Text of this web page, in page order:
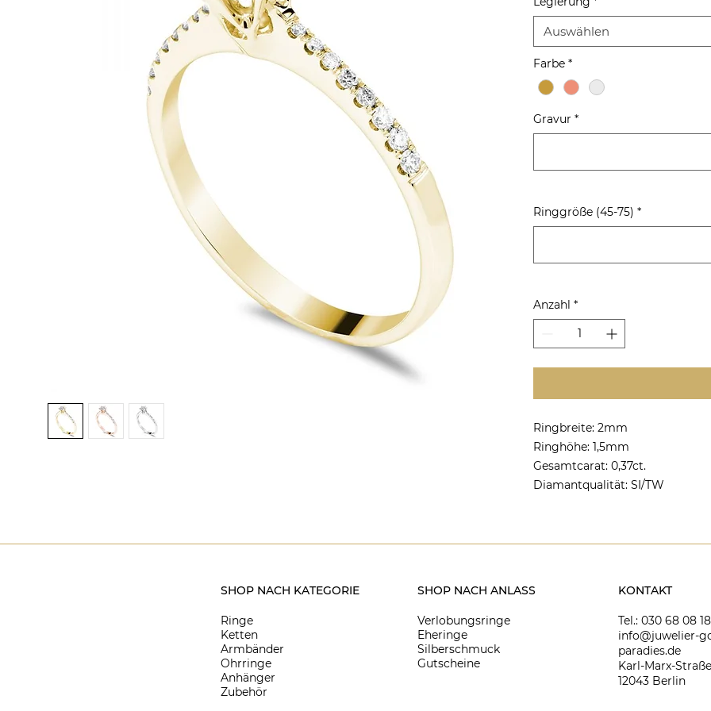
Auswählen
Farbe *
Gravur *
Ringgröße (45-75) *
Anzahl *
Ringbreite: 2mm
Ringhöhe: 1,5mm
Gesamtcarat: 0,37ct.
Diamantqualität: SI/TW
SHOP NACH KATEGORIE
Ringe
Ketten
Armbänder
Ohrringe
Anhänger
Zubehör
SHOP NACH ANLASS
Verlobungsringe
Eheringe
Silberschmuck
Gutscheine
KONTAKT
Tel.: 030 68 08
info@juwelier-
paradies.de
Karl-Marx-
12043 Berlin